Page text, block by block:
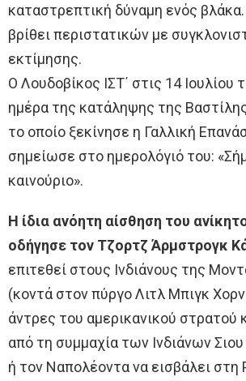
καταστρεπτική δύναμη ενός
βρίθει περιστατικών με
εκτίμησης.
Ο Λουδοβίκος ΙΣΤ΄ στις 14 Ιουλίου
ημέρα της κατάληψης της
το οποίο ξεκίνησε η Γαλλική
σημείωσε στο ημερολόγιό του:
καινούριο».
Η ίδια ανόητη αίσθηση του
οδήγησε τον Τζορτζ Άρμστρογκ
επιτεθεί στους Ινδιάνους της
(κοντά στον πύργο Λιτλ Μπιγκ
άντρες του αμερικανικού
από τη συμμαχία των Ινδιάνων
ή τον Ναπολέοντα να εισβάλει στη